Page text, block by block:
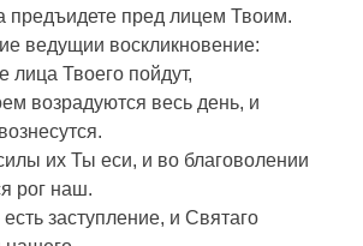
предъидете пред лицем Твоим.
ведущии воскликновение:
лица Твоего пойдут,
возрадуются весь день, и
их Ты еси, и во благоволении
рог наш.
заступление, и Святаго